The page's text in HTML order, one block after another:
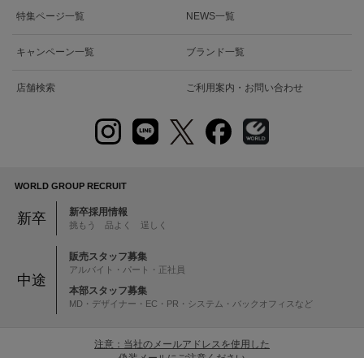
特集ページ一覧 NEWS一覧
キャンペーン一覧 ブランド一覧
店舗検索 ご利用案内・お問い合わせ
WORLD GROUP RECRUIT
新卒 新卒採用情報
挑もう 品よく 逞しく
中途
販売スタッフ募集
アルバイト・パート・正社員
本部スタッフ募集
MD・デザイナー・EC・PR・システム・バックオフィスなど
注意：当社のメールアドレスを使用した